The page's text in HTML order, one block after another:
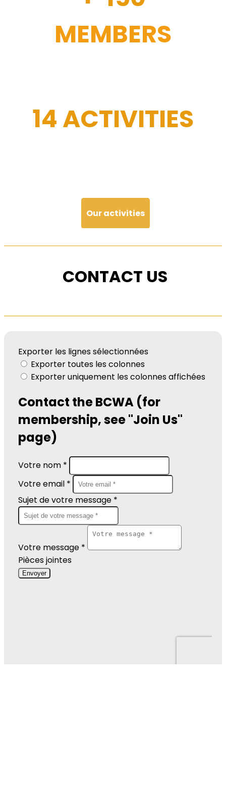
MEMBERS
14 ACTIVITIES
Our activities
CONTACT US